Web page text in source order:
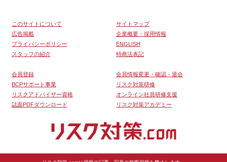
このサイトについて
サイトマップ
広告掲載
企業概要・採用情報
プライバシーポリシー
ENGLISH
スタッフの紹介
特商法表記
会員登録
会員情報変更・確認・退会
BCPサポート事業
リスク対策研修
リスクアドバイザー資格
オンライン社員研修支援
誌面PDFダウンロード
リスク対策アカデミー